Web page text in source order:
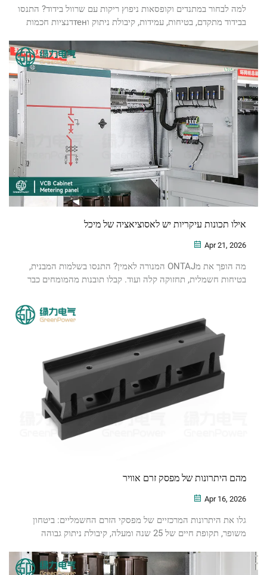
למה לבחור במתנדים וקופסאות ניפוץ ריקות עם שרוול בידוד? התנסו
בבידוד מתקדם, בטיחות, עמידות, קיבולת ניתוק וтенדנציות חכמות
אילו תכונות עיקריות יש לאסוציאציה של מיכל
Apr 21, 2026
מה הופך את מONTAJ המנורה לאמין? התנסו בשלמות המבנית,
בטיחות חשמלית, תחזוקה קלה ועוד. קבלו תובנות מהמומחים כבר
מהם היתרונות של מפסק זרם אוויר
Apr 16, 2026
גלו את היתרונות המרכזיים של מפסקי הזרם החשמליים: ביטחון
משופר, תקופת חיים של 25 שנה ומעלה, קיבולת ניתוק גבוהה